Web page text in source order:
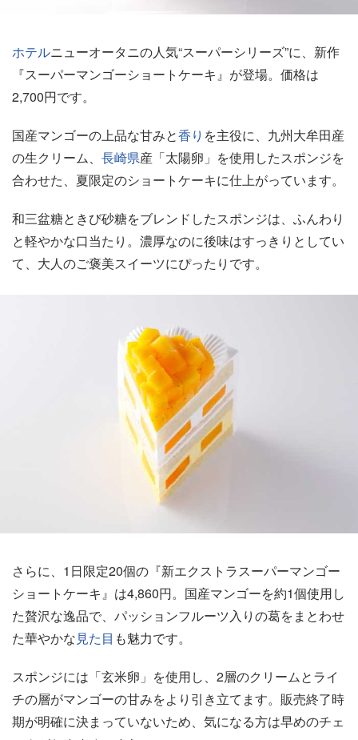
ホテルニューオータニの人気“スーパーシリーズ”に、新作
『スーパーマンゴーショートケーキ』が登場。価格は
2,700円です。
国産マンゴーの上品な甘みと香り を主役に、九州大牟田産
の生クリーム、 長崎県産「太陽卵」を使用したスポンジを
合わせた、夏限定のショートケーキに仕上がっています。
和三盆糖ときび砂糖をブレンドしたスポンジは、ふんわり
と軽やかな口当たり。濃厚なのに後味はすっきりとしてい
て、大人のご褒美スイーツにぴったりです。
さらに、1日限定20個の『新エクストラスーパーマンゴー
ショートケーキ』は4,860円。国産マンゴーを約1個使用し
た贅沢な逸品で、パッションフルーツ入りの葛をまとわせ
た華やかな見た目 も魅力です。
スポンジには「玄米卵」を使用し、2層のクリームとライ
チの層がマンゴーの甘みをより引き立てます。販売終了時
期が明確に決まっていないため、気になる方は早めのチェ